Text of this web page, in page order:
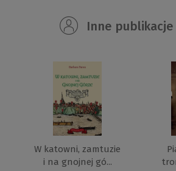
Inne
W katowni, zamtuzie
i na gnojnej gó...